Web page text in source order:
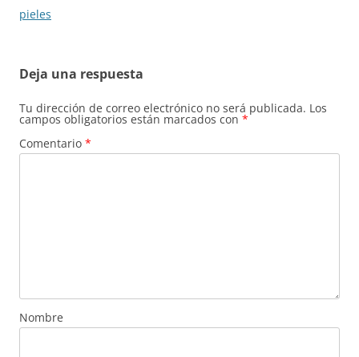
entradas
pieles
Deja una respuesta
Tu dirección de correo electrónico no será publicada. Los
campos obligatorios están marcados con *
Comentario *
Nombre